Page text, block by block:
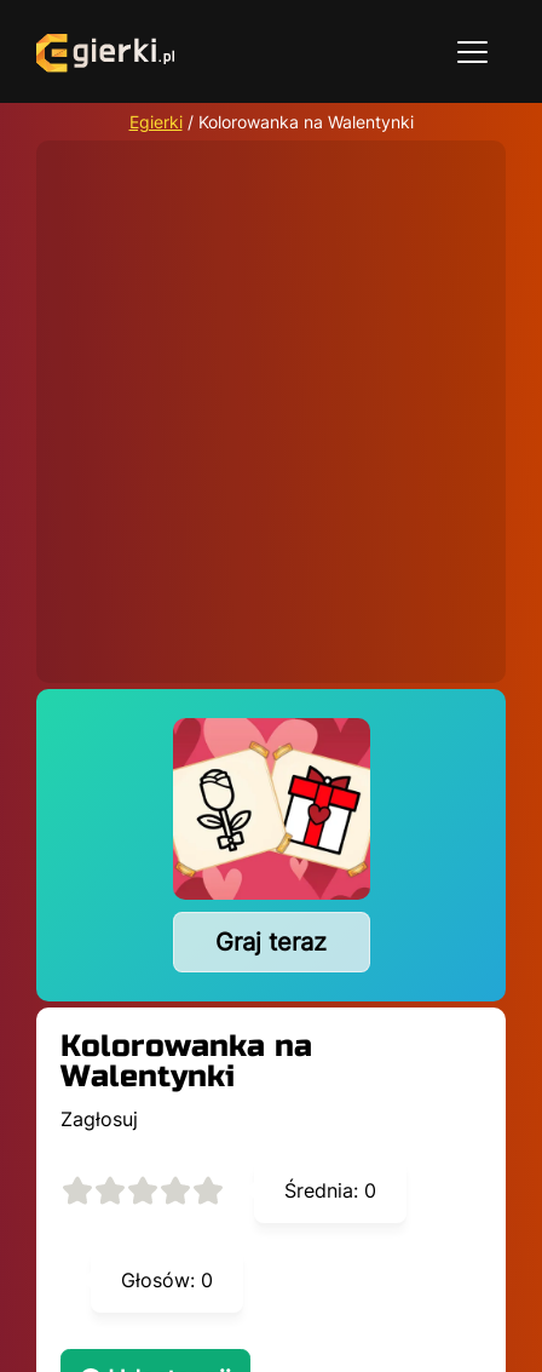
Egierki/ Kolorowanka na Walentynki
Graj teraz
Kolorowanka na
Walentynki
Zagłosuj
Średnia: 0
Głosów: 0